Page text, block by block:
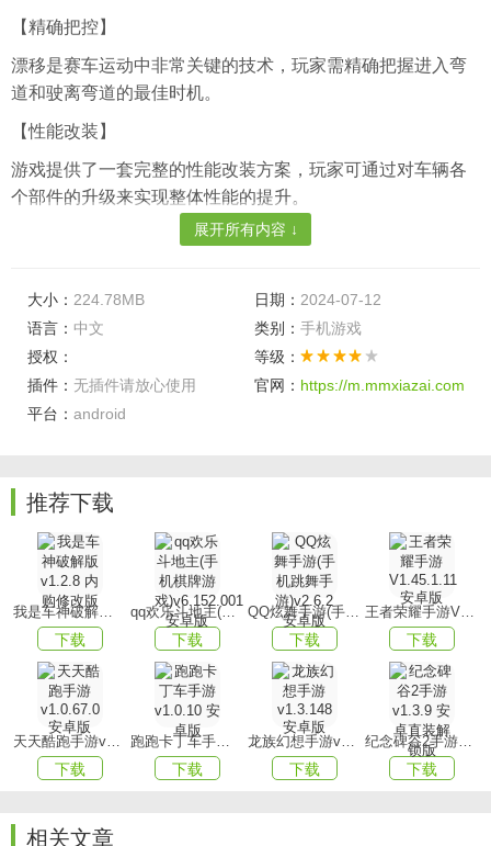
【精确把控】
漂移是赛车运动中非常关键的技术，玩家需精确把握进入弯
道和驶离弯道的最佳时机。
【性能改装】
游戏提供了一套完整的性能改装方案，玩家可通过对车辆各
个部件的升级来实现整体性能的提升。
【充分利用】
游戏中的地形会不断发生变化，玩家需要密切关注并充分利
【适时调整】
对不同路段时能够保持安全。
游戏亮点
【高度逼真】
高度逼真的3D画面场景让人仿佛置身于真实的赛场之中，无
论是在完成闯关还是进行驾驶挑战时。
【竞速模式】
独特的竞速模式让人始终保持着紧张与兴奋的状态，随时可
【尽情沉浸】
展开所有内容 ↓
大小： 224.78MB 日期： 2024-07-12
语言： 中文 类别： 手机游戏
授权：
等级：
插件： 无插件请放心使用 官网： https://m.mmxiazai.com
平台： android
推荐下载
我是车神破解版v1.2.8 内购修改版
下载
qq欢乐斗地主(手机棋牌游戏)v6.152.001安卓版
下载
QQ炫舞手游(手机跳舞手游)v2.6.2 安卓版
下载
王者荣耀手游V1.45.1.11 安卓版
下载
天天酷跑手游v1.0.67.0安卓版
下载
跑跑卡丁车手游v1.0.10 安卓版
下载
龙族幻想手游v1.3.148 安卓版
下载
纪念碑谷2手游v1.3.9 安卓直装解锁版
下载
相关文章